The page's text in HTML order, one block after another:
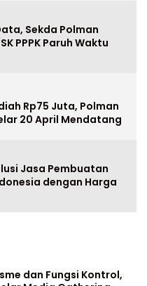
Sekda Polman
PPPK Paruh Waktu
Rp75 Juta, Polman
20 April Mendatang
Jasa Pembuatan
dengan Harga
dan Fungsi Kontrol,